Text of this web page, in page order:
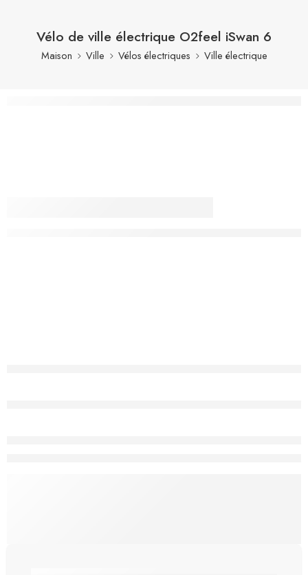
Vélo de ville électrique O2feel iSwan 6
Maison Ville Vélos électriques Ville électrique